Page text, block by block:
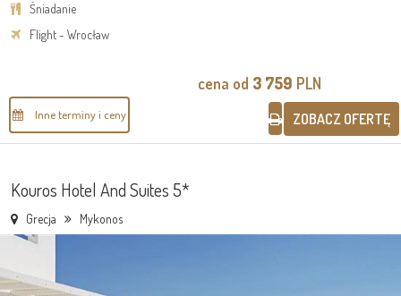
Śniadanie
Flight - Wrocław
Inne terminy i ceny
cena od 3 759 PLN
ZOBACZ OFERTĘ
Kouros Hotel And Suites 5*
Grecja Mykonos